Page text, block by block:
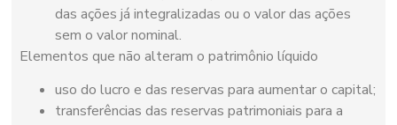
das ações já integralizadas ou o valor das ações
sem o valor nominal.
Elementos que não alteram o patrimônio líquido
uso do lucro e das reservas para aumentar o capital;
transferências das reservas patrimoniais para a